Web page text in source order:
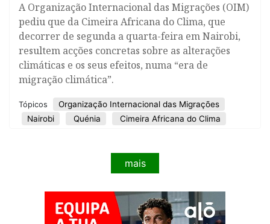
A Organização Internacional das Migrações (OIM)
pediu que da Cimeira Africana do Clima, que
decorrer de segunda a quarta-feira em Nairobi,
resultem acções concretas sobre as alterações
climáticas e os seus efeitos, numa “era de
migração climática”.
Tópicos
Organização Internacional das Migrações
Nairobi
Quénia Cimeira Africana do Clima
mais